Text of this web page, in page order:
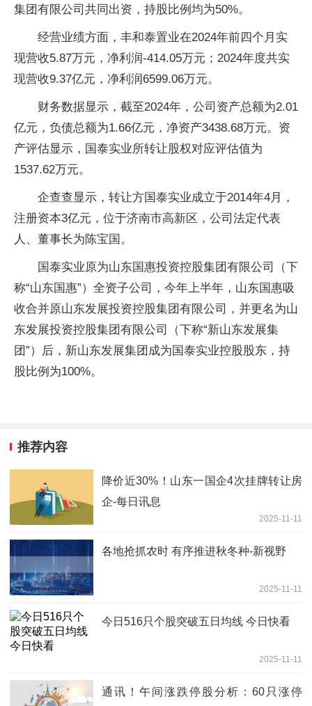
集团有限公司共同出资，持股比例均为50%。
经营业绩方面，丰和泰置业在2024年前四个月实
现营收5.87万元，净利润-414.05万元；2024年度共实
现营收9.37亿元，净利润6599.06万元。
财务数据显示，截至2024年，公司资产总额为2.01
亿元，负债总额为1.66亿元，净资产3438.68万元。资
产评估显示，国泰实业所转让股权对应评估值为
1537.62万元。
企查查显示，转让方国泰实业成立于2014年4月，
注册资本3亿元，位于济南市高新区，公司法定代表
人、董事长为陈宝国。
国泰实业原为山东国惠投资控股集团有限公司（下
称“山东国惠”）全资子公司，今年上半年，山东国惠吸
收合并原山东发展投资控股集团有限公司，并更名为山
东发展投资控股集团有限公司（下称“新山东发展集
团”）后，新山东发展集团成为国泰实业控股股东，持
股比例为100%。
推荐内容
降价近30%！山东一国企4次挂牌转让房
企-每日讯息
2025-11-11
各地抢抓农时 有序推进秋冬种-新视野
2025-11-11
今日516只个股突破五日均线 今日快看
2025-11-11
通讯！午间涨跌停股分析：60只涨停